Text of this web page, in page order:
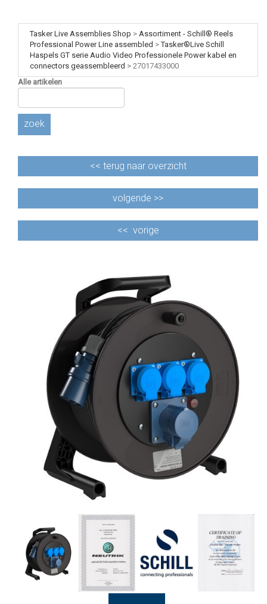
Tasker Live Assemblies Shop > Assortiment - Schill® Reels
Professional Power Line assembled >Tasker®Live Schill
Haspels GT serie Audio Video Professionele Power kabel en
connectors geassembleerd > 27017433000
Alle artikelen
zoek
<< terug naar overzicht
volgende >>
<< vorige